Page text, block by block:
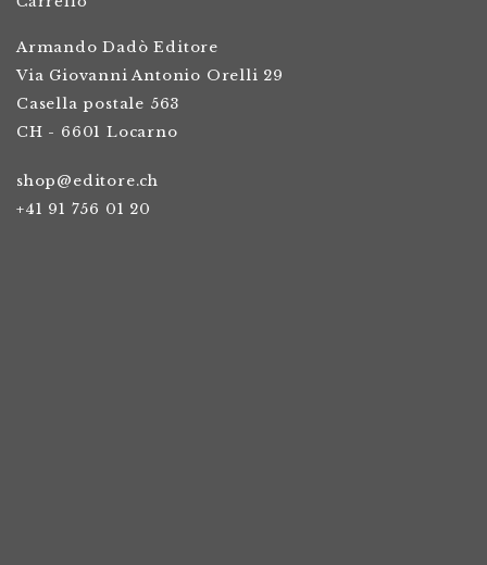
Armando Dadò Editore
Via Giovanni Antonio Orelli 29
Casella postale 563
CH - 6601 Locarno
shop@editore.ch
+41 91 756 01 20